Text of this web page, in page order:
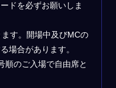
ドを必ずお願いしま
す。開場中及びMCの
場合があります。
のご入場で自由席と